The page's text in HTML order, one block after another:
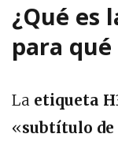
¿Qué es
para qué
La etiqueta
«subtítulo de